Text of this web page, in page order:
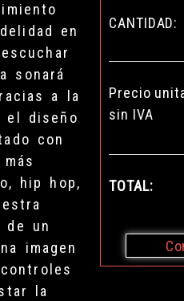
en
sonará
a la
el diseño
con
hip hop,
de un
imagen
la
CANTIDAD:
Precio
sin IVA
TOTAL: